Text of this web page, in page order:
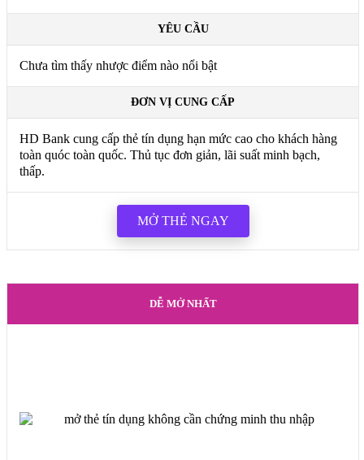
YÊU CẦU
Chưa tìm thấy nhược điểm nào nổi bật
ĐƠN VỊ CUNG CẤP
HD Bank cung cấp thẻ tín dụng hạn mức cao cho khách hàng
toàn quóc toàn quốc. Thủ tục đơn giản, lãi suất minh bạch,
thấp.
MỞ THẺ NGAY
DỄ MỞ NHẤT